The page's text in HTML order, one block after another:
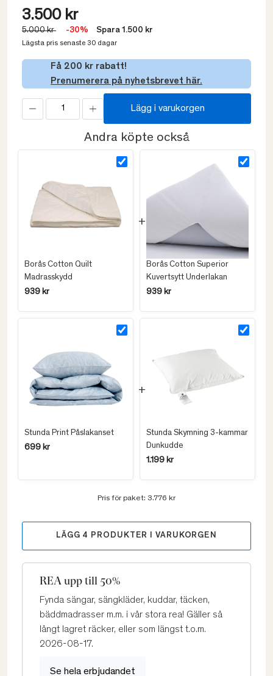
3.500 kr
5.000 kr -30% Spara 1.500 kr
Lägsta pris senaste 30 dagar
Få 200 kr rabatt!
Prenumerera på nyhetsbrevet här.
Lägg i varukorgen
Andra köpte också
Borås Cotton Quilt
Madrasskydd
939 kr
Borås Cotton Superior
Kuvertsytt Underlakan
939 kr
Stunda Print Påslakanset
699 kr
Stunda Skymning 3-kammar
Dunkudde
1.199 kr
Pris för paket: 3.776 kr
LÄGG 4 PRODUKTER I VARUKORGEN
REA upp till 50%
Fynda sängar, sängkläder, kuddar, täcken,
bäddmadrasser m.m. i vår stora rea! Gäller så
långt lagret räcker, eller som längst t.o.m.
2026-08-17.
Se hela erbjudandet